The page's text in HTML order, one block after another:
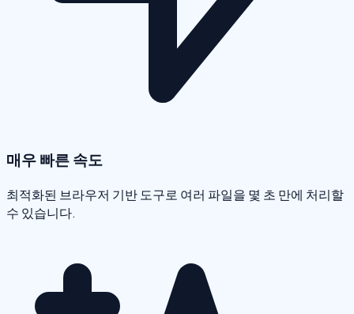
매우 빠른 속도
최적화된 브라우저 기반 도구로 여러 파일을 몇 초 만에 처리할
수 있습니다.